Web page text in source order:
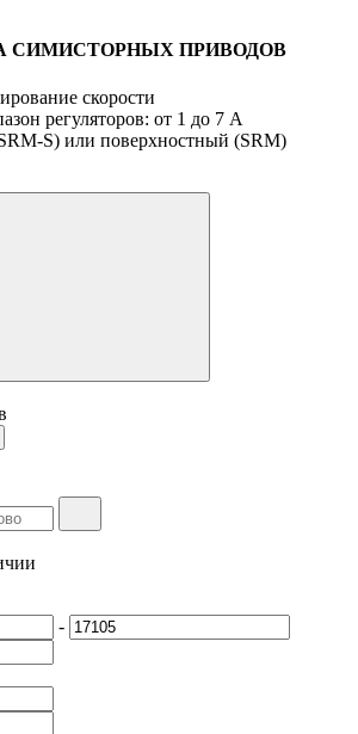
СИМИСТОРНЫХ ПРИВОДОВ
скорости
регуляторов: от 1 до 7 А
S) или поверхностный (SRM)
-